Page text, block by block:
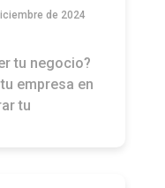
de 2024
tu negocio?
empresa en
tu